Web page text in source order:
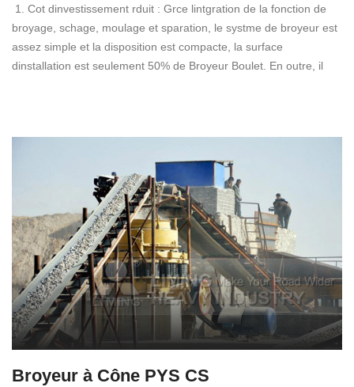
1. Cot dinvestissement rduit : Grce lintgration de la fonction de
broyage, schage, moulage et sparation, le systme de broyeur est
assez simple et la disposition est compacte, la surface
dinstallation est seulement 50% de Broyeur Boulet. En outre, il
Broyeur à Cône PYS CS